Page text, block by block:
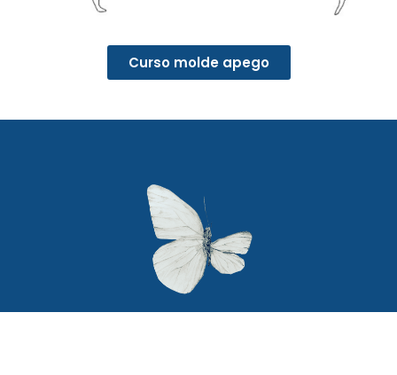
Curso molde apego